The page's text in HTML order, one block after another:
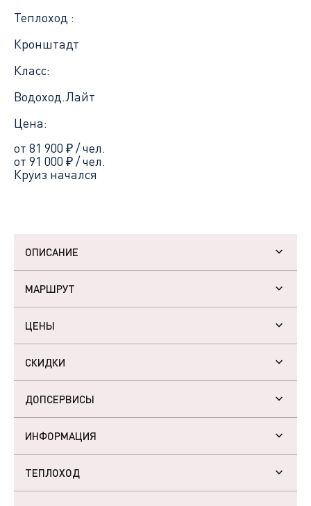
Теплоход :
Кронштадт
Класс:
Водоход.Лайт
Цена:
от 81 900 ₽/ чел.
от 91 000 ₽/ чел.
Круиз начался
ОПИСАНИЕ
МАРШРУТ
ЦЕНЫ
СКИДКИ
ДОПСЕРВИСЫ
ИНФОРМАЦИЯ
ТЕПЛОХОД